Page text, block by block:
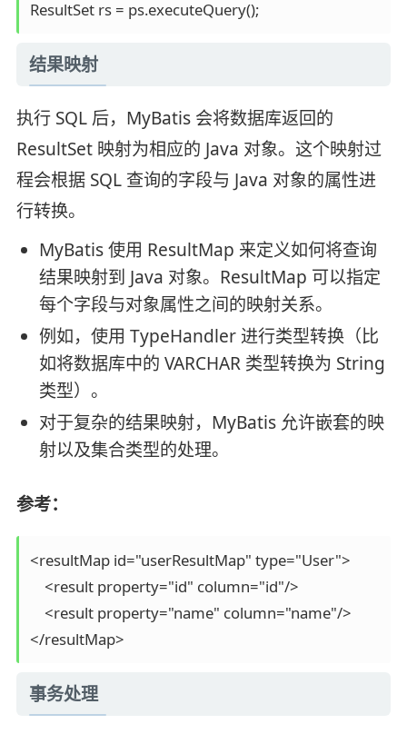
ResultSet rs = ps.executeQuery();
结果映射
执行 SQL 后，MyBatis 会将数据库返回的
ResultSet 映射为相应的 Java 对象。这个映射过
程会根据 SQL 查询的字段与 Java 对象的属性进
行转换。
MyBatis 使用 ResultMap 来定义如何将查询
结果映射到 Java 对象。ResultMap 可以指定
每个字段与对象属性之间的映射关系。
例如，使用 TypeHandler 进行类型转换（比
如将数据库中的 VARCHAR 类型转换为 String
类型）。
对于复杂的结果映射，MyBatis 允许嵌套的映
射以及集合类型的处理。
参考：
<resultMap id="userResultMap" type="User">
    <result property="id" column="id"/>
    <result property="name" column="name"/>
</resultMap>
事务处理